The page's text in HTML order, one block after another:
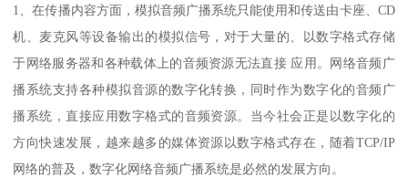
1、在传播内容方面，模拟音频广播系统只能使用和传送由卡座、CD
机、麦克风等设备输出的模拟信号，对于大量的、以数字格式存储
于网络服务器和各种载体上的音频资源无法直接 应用。网络音频广
播系统支持各种模拟音源的数字化转换，同时作为数字化的音频广
播系统，直接应用数字格式的音频资源。当今社会正是以数字化的
方向快速发展，越来越多的媒体资源以数字格式存在，随着TCP/IP
网络的普及，数字化网络音频广播系统是必然的发展方向。